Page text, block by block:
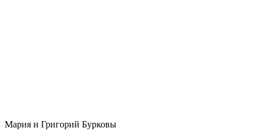
Мария и Григорий Бурковы